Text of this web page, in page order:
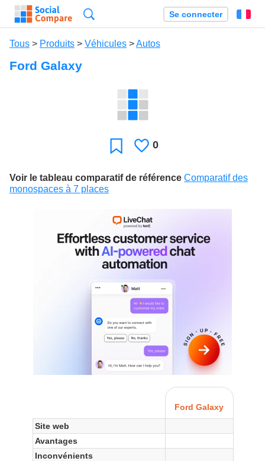
Se connecter
Tous > Produits > Véhicules >Autos
Ford Galaxy
Favori J'aime
0
Voir le tableau comparatif de référence Comparatif des
monospaces à 7 places
Ford Galaxy
Site web
Avantages
Inconvénients